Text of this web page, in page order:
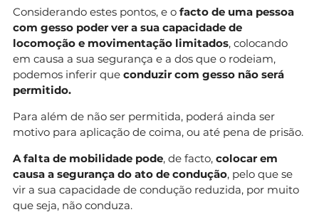
Considerando estes pontos, e o facto de uma pessoa
com gesso poder ver a sua capacidade de
locomoção e movimentação limitados, colocando
em causa a sua segurança e a dos que o rodeiam,
podemos inferir que conduzir com gesso não será
permitido.
Para além de não ser permitida, poderá ainda ser
motivo para aplicação de coima, ou até pena de prisão.
A falta de mobilidade pode, de facto, colocar em
causa a segurança do ato de condução, pelo que se
vir a sua capacidade de condução reduzida, por muito
que seja, não conduza.